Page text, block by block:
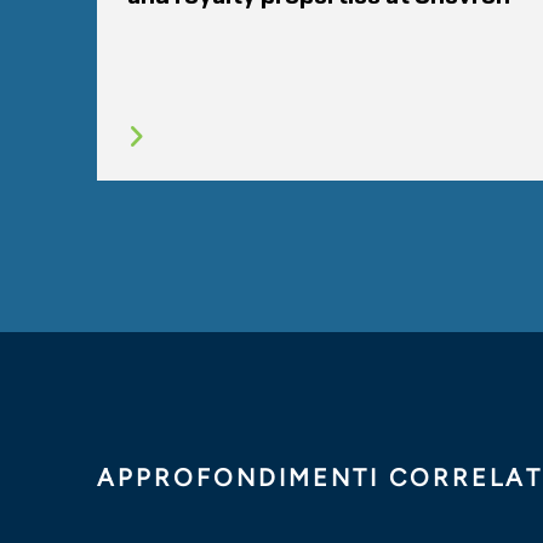
APPROFONDIMENTI